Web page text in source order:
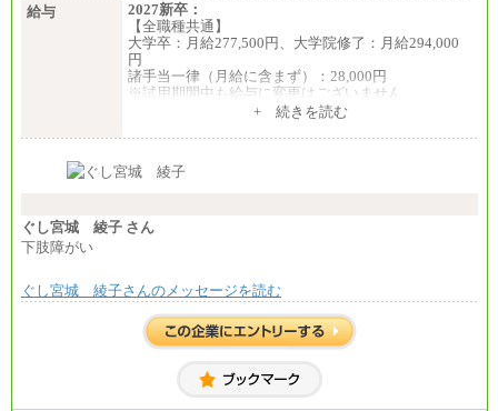
給与
2027新卒：
【全職種共通】
大学卒：月給277,500円、大学院修了：月給294,000
円
諸手当一律（月給に含まず）：28,000円
※試用期間中も給与に変更はございません
月給370,000円～
ます。
の各種手当を含む金額です）
+ 続きを読む
ぐし宮城 綾子 さん
下肢障がい
ぐし宮城 綾子さんのメッセージを読む